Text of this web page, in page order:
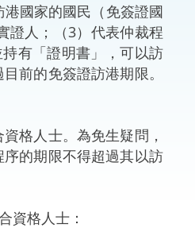
相互
國家的國民（免簽證國
證人；（3）代表仲裁程
有「證明書」，可以訪
前的免簽證訪港期限。
格人士。為免生疑問，
的期限不得超過其以訪
資格人士：